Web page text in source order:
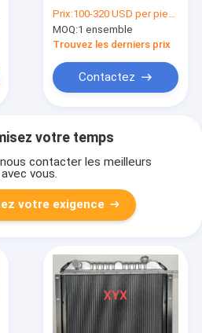
d&#39;échange
thermique de qualité
commerciale
Prix:100-320 USD per piece
MOQ:1 ensemble
Trouvez les derniers prix
Contactez
votre temps
contacter les meilleurs
vous.
votre exigence